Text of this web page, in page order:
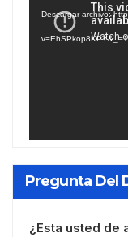
vídeo
Descargar archivo:
v=EhSPkop8KPY&_=1
Pregunta Del
¿Esta usted de